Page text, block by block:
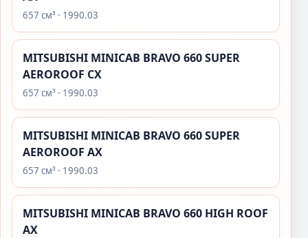
657 см³ · 1990.03
MITSUBISHI MINICAB BRAVO 660 SUPER
AEROROOF CX
657 см³ · 1990.03
MITSUBISHI MINICAB BRAVO 660 SUPER
AEROROOF AX
657 см³ · 1990.03
MITSUBISHI MINICAB BRAVO 660 HIGH ROOF
AX